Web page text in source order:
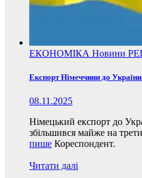
ЕКОНОМІКА Новини
Експорт Німеччини до України
08.11.2025
Німецький експорт до
збільшився майже на
пише Кореспондент.
Читати далі